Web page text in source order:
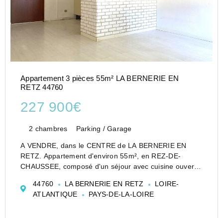
(44760)
Appartement 3 pièces 55m² LA BERNERIE EN
RETZ 44760
227 900€
2 chambres Parking / Garage
A VENDRE, dans le CENTRE de LA BERNERIE EN
RETZ. Appartement d'environ 55m², en REZ-DE-
CHAUSSEE, composé d'un séjour avec cuisine ouverte
14m² environ, une salle d'eau avec wc. Une cave et un
empla...
44760 LA BERNERIE EN RETZ
LOIRE-
ATLANTIQUE
PAYS-DE-LA-LOIRE